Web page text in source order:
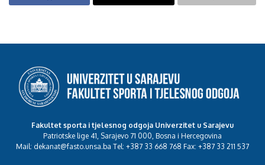
Fakultet sporta i tjelesnog odgoja Univerzitet u Sarajevu
Patriotske lige 41, Sarajevo 71 000, Bosna i Hercegovina
Mail: dekanat@fasto.unsa.ba Tel: +387 33 668 768 Fax: +387 33 211 537